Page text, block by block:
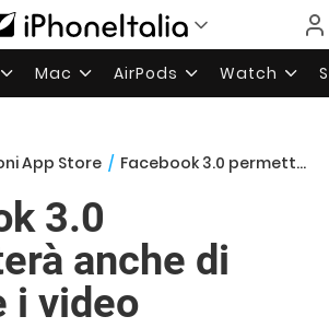
Mac AirPods Watch
App Store / Facebook 3.0 permetterà anche di caricare i video
3.0
anche di
i video